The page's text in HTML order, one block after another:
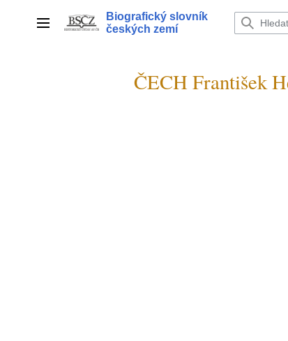
Hlavní menu
Biografický slovník
českých zemí
ČECH František